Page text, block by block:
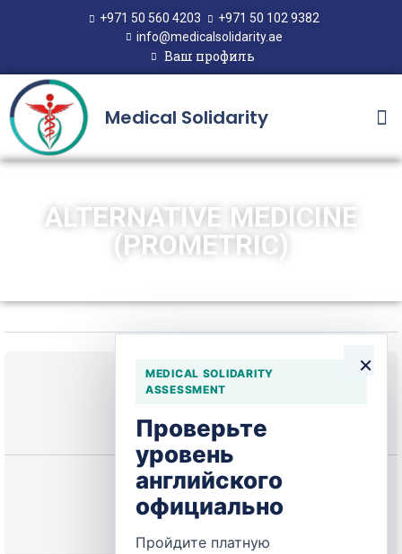
+971 50 560 4203
+971 50 102 9382
info@medicalsolidarity.ae
Ваш профиль
Medical Solidarity
×
MEDICAL SOLIDARITY
ASSESSMENT
Проверьте
уровень
английского
официально
Пройдите платную
ALTERNATIVE MEDICINE
(PROMETRIC)
Текущее состояние
Цена
250,00 $